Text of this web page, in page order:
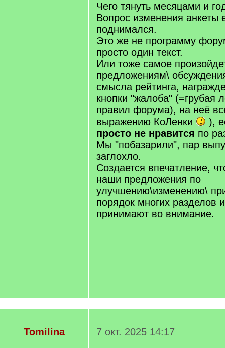
Чего тянуть месяцами и
Вопрос изменения
поднимался.
Это же не программу
просто один текст.
Или тоже самое
предложениям\
смысла рейтинга,
кнопки "жалоба" (=грубая
правил форума), на неё
выражению КоЛенки
),
просто не нравится по
Мы "побазарили", пар
заглохло.
Создается впечатление,
наши предложения по
улучшению\изменению\
порядок многих разделов
принимают во внимание.
Tomilina
7 окт. 2025 14:17